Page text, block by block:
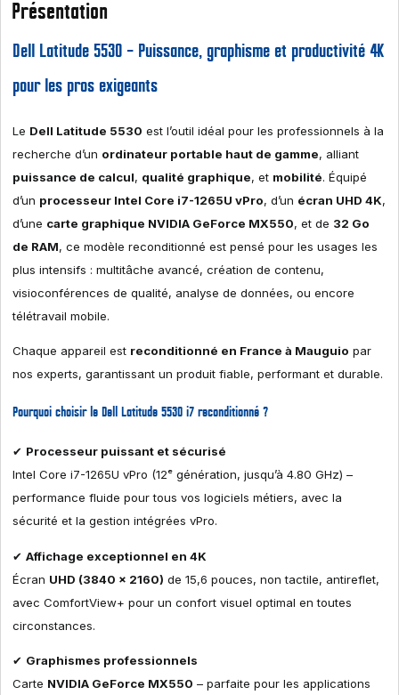
Présentation
Dell Latitude 5530 – Puissance, graphisme et productivité 4K
pour les pros exigeants
Le Dell Latitude 5530 est l’outil idéal pour les professionnels à la
recherche d’un ordinateur portable haut de gamme, alliant
puissance de calcul, qualité graphique, et mobilité. Équipé
d’un processeur Intel Core i7-1265U vPro, d’un écran UHD 4K,
d’une carte graphique NVIDIA GeForce MX550, et de 32 Go
de RAM, ce modèle reconditionné est pensé pour les usages les
plus intensifs : multitâche avancé, création de contenu,
visioconférences de qualité, analyse de données, ou encore
télétravail mobile.
Chaque appareil est reconditionné en France à Mauguio par
nos experts, garantissant un produit fiable, performant et durable.
Pourquoi choisir le Dell Latitude 5530 i7 reconditionné ?
✔ Processeur puissant et sécurisé
Intel Core i7-1265U vPro (12ᵉ génération, jusqu’à 4.80 GHz) –
performance fluide pour tous vos logiciels métiers, avec la
sécurité et la gestion intégrées vPro.
✔Affichage exceptionnel en 4K
Écran UHD (3840 x 2160) de 15,6 pouces, non tactile, antireflet,
avec ComfortView+ pour un confort visuel optimal en toutes
circonstances.
✔ Graphismes professionnels
Carte NVIDIA GeForce MX550 – parfaite pour les applications